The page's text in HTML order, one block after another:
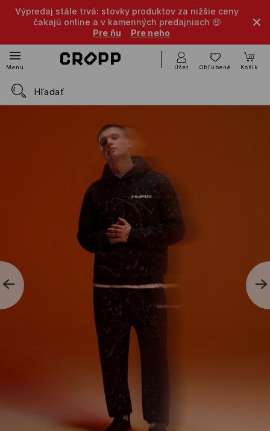
Výpredaj stále trvá: stovky produktov za nižšie ceny
čakajú online a v kamenných predajniach 🤑
Pre ňu
Pre neho
Menu Účet Obľúbené Košík